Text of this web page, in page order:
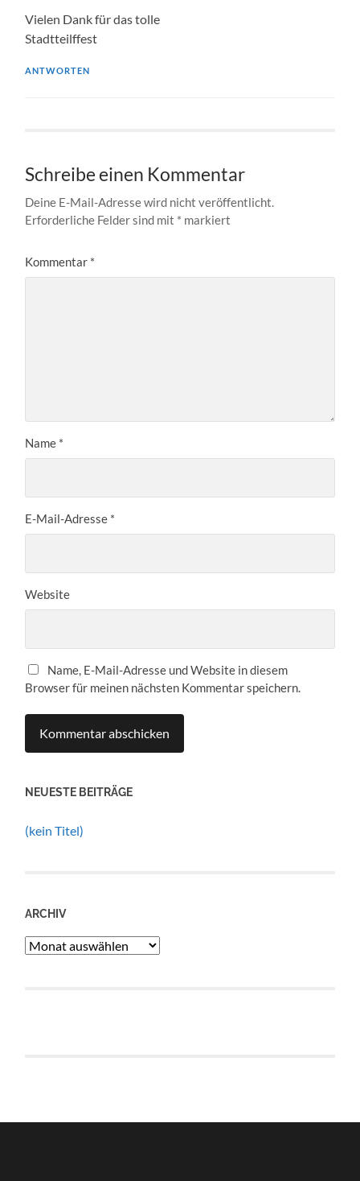
Vielen Dank für das tolle
Stadtteilffest
ANTWORTEN
Schreibe einen Kommentar
Deine E-Mail-Adresse wird nicht veröffentlicht.
Erforderliche Felder sind mit * markiert
Kommentar *
Name *
E-Mail-Adresse *
Website
Name, E-Mail-Adresse und Website in diesem
Browser für meinen nächsten Kommentar speichern.
NEUESTE BEITRÄGE
(kein Titel)
ARCHIV
Archiv